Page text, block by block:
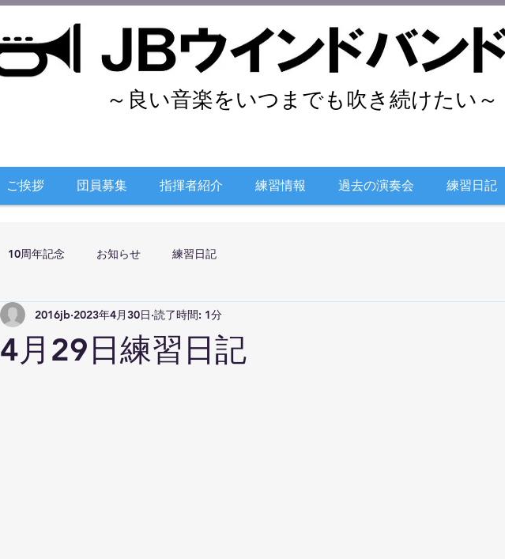
～良い音楽をいつまでも吹き続けたい～​
ご挨拶 団員募集 指揮者紹介 練習情報 過去の演奏会 練習日記
10周年記念 お知らせ 練習日記
4月29日練習日記
2016jb 2023年4月30日 読了時間: 1分